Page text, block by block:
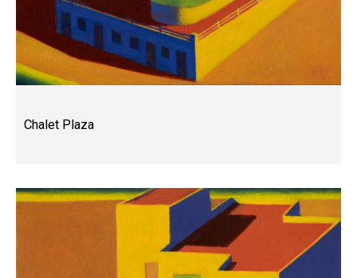
Chalet Plaza